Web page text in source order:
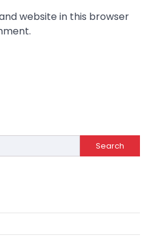
website in this browser
Search